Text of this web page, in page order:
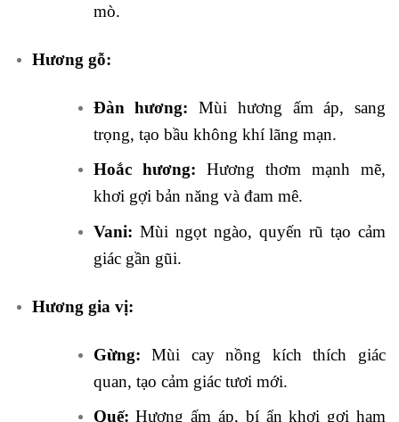
mò.
Hương gỗ:
Đàn hương: Mùi hương ấm áp, sang
trọng, tạo bầu không khí lãng mạn.
Hoắc hương: Hương thơm mạnh mẽ,
khơi gợi bản năng và đam mê.
Vani: Mùi ngọt ngào, quyến rũ tạo cảm
giác gần gũi.
Hương gia vị:
Gừng: Mùi cay nồng kích thích giác
quan, tạo cảm giác tươi mới.
Quế: Hương ấm áp, bí ẩn khơi gợi ham